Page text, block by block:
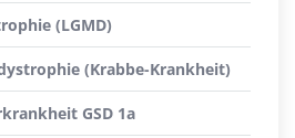
(LGMD)
(Krabbe-Krankheit)
GSD 1a